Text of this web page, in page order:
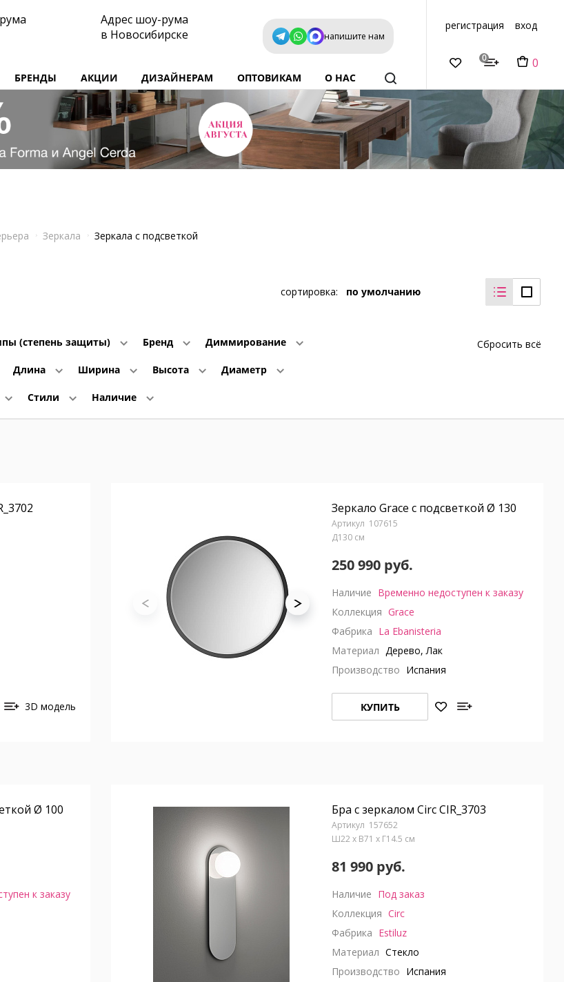
Адрес шоу-рума
в Новосибирске
напишите нам
БРЕНДЫ АКЦИИ ДИЗАЙНЕРАМ ОПТОВИКАМ О НАС
регистрация вход
0 0
Зеркала Зеркала с подсветкой
(степень защиты) Бренд Диммирование
Длина Ширина Высота Диаметр
Стили Наличие
сортировка: по умолчанию
Сбросить всё
3D модель
Зеркало Grace с подсветкой Ø 130
107615
Д130 см
250 990 руб.
Наличие Временно недоступен к заказу
Коллекция Grace
Фабрика La Ebanisteria
Материал Дерево, Лак
Производство Испания
КУПИТЬ
Ø 100
к заказу
Бра с зеркалом Circ CIR_3703
157652
Ш22 x В71 x Г14.5 см
81 990 руб.
Наличие Под заказ
Коллекция Circ
Фабрика Estiluz
Материал Стекло
Производство Испания